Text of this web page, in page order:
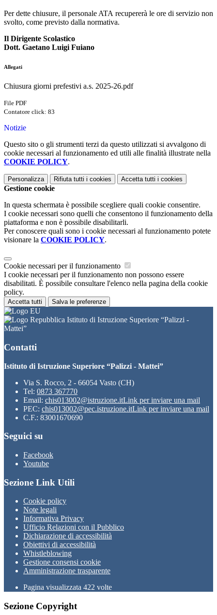
Per dette chiusure, il personale ATA recupererà le ore di servizio non
svolto, come previsto dalla normativa.
Il Dirigente Scolastico
Dott. Gaetano Luigi Fuiano
Allegati
Chiusura giorni prefestivi a.s. 2025-26.pdf
File PDF
Contatore click: 83
Notizie
Questo sito o gli strumenti terzi da questo utilizzati si avvalgono di
cookie necessari al funzionamento ed utili alle finalità illustrate nella
COOKIE POLICY.
Personalizza Rifiuta tutti i cookies Accetta tutti i cookies
Gestione cookie
In questa schermata è possibile scegliere quali cookie consentire.
I cookie necessari sono quelli che consentono il funzionamento della
piattaforma e non è possibile disabilitarli.
Per conoscere quali sono i cookie necessari al funzionamento potete
visionare la COOKIE POLICY.
Cookie necessari per il funzionamento
I cookie necessari per il funzionamento non possono essere
disabilitati. È possibile consultare l'elenco nella pagina della cookie
policy.
Accetta tutti Salva le preferenze
Istituto di Istruzione Superiore “Palizzi -
Mattei”
Contatti
Istituto di Istruzione Superiore “Palizzi - Mattei”
Via S. Rocco, 2 - 66054 Vasto (CH)
Tel: 0873 367770
Email: chis013002@istruzione.itLink per inviare una mail
PEC: chis013002@pec.istruzione.itLink per inviare una mail
C.F.: 83001670690
Seguici su
Facebook
Youtube
Sezione Link Utili
Cookie policy
Note legali
Informativa Privacy
Ufficio Relazioni con il Pubblico
Dichiarazione di accessibilità
Obiettivi di accessibilità
Whistleblowing
Gestione consensi cookie
Amministrazione trasparente
Pagina visualizzata 422 volte
Sezione Copyright